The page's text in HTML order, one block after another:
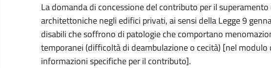
La domanda di concessione del contributo per il superamento
architettoniche negli edifici privati, ai sensi della Legge 9
disabili che soffrono di patologie che comportano
temporanei (difficoltà di deambulazione o cecità) [nel modulo
informazioni specifiche per il contributo].